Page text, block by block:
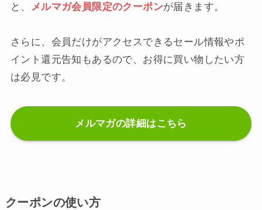
と、
メルマガ会員限定のクーポンが届きます。
さらに、会員だけがアクセスできるセール情報やポ
イント還元告知もあるので、お得に買い物したい方
は必見です。
メルマガの詳細はこちら
クーポンの使い方